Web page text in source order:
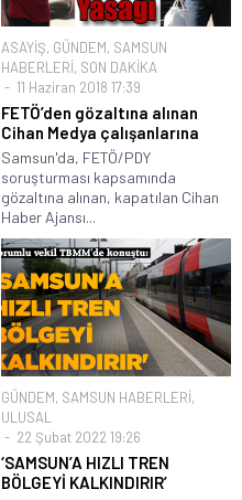
ASAYİŞ, GÜNDEM, SAMSUN
HABERLERİ, SON DAKİKA
11 Haziran 2018 17:39
FETÖ’den gözaltına alınan
Cihan Medya çalışanlarına
Samsun'da, FETÖ/PDY
soruşturması kapsamında
gözaltına alınan, kapatılan Cihan
Haber Ajansı...
GÜNDEM, SAMSUN HABERLERİ,
ULUSAL
22 Şubat 2022 19:26
‘SAMSUN’A HIZLI TREN
BÖLGEYİ KALKINDIRIR’